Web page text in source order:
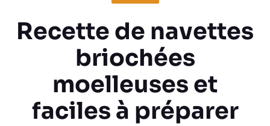
Recette de navettes
briochées
moelleuses et
faciles à préparer